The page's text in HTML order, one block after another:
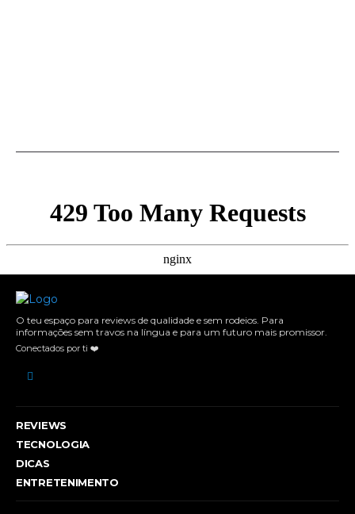
O teu espaço para reviews de qualidade e sem rodeios. Para
informações sem travos na língua e para um futuro mais promissor.
Conectados por ti ❤️
REVIEWS
TECNOLOGIA
DICAS
ENTRETENIMENTO